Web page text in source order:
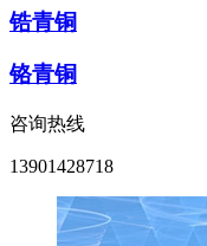
锆青铜
铬青铜
咨询热线
13901428718